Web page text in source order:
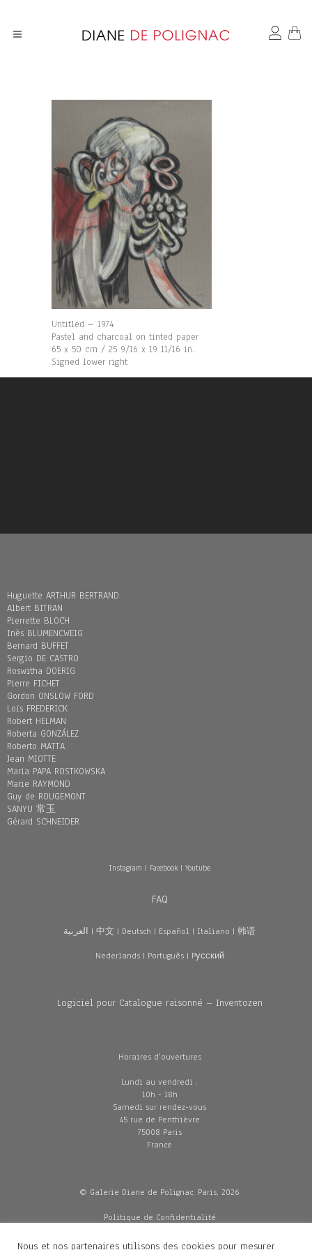
Untitled – 1974
Pastel and charcoal on tinted paper
65 x 50 cm / 25 9/16 x 19 11/16 in.
Signed lower right
Huguette ARTHUR BERTRAND
Albert BITRAN
Pierrette BLOCH
Inès BLUMENCWEIG
Bernard BUFFET
Sergio DE CASTRO
Roswitha DOERIG
Pierre FICHET
Gordon ONSLOW FORD
Loïs FREDERICK
Robert HELMAN
Roberta GONZÁLEZ
Roberto MATTA
Jean MIOTTE
Maria PAPA ROSTKOWSKA
Marie RAYMOND
Guy de ROUGEMONT
SANYU 常玉
Gérard SCHNEIDER
Instagram | Facebook| Youtube
FAQ
العربية | 中文 | Deutsch | Español | Italiano | 韩语
Nederlands| Português| Pусский
Logiciel pour Catalogue raisonné – Inventozen
Horaires d'ouvertures
Lundi au vendredi :
10h - 18h
Samedi sur rendez-vous
45 rue de Penthièvre
75008 Paris
France
© Galerie Diane de Polignac, Paris, 2026
Politique de Confidentialité
Mentions légales
Nous et nos partenaires utilisons des cookies pour mesurer